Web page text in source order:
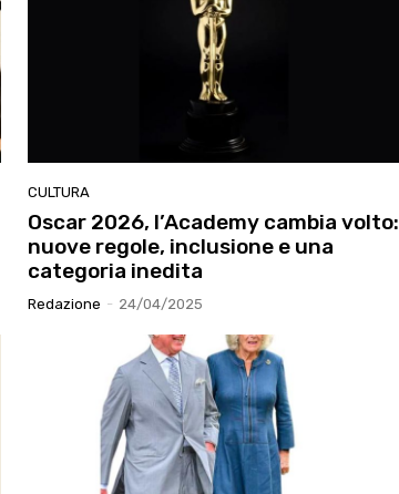
CULTURA
Oscar 2026, l’Academy cambia volto:
nuove regole, inclusione e una
categoria inedita
Redazione - 24/04/2025